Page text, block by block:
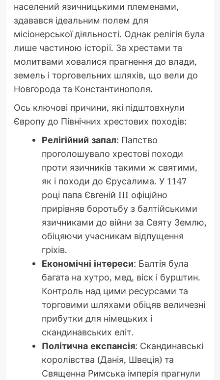
населений язичницькими племенами,
здавався ідеальним полем для
місіонерської діяльності. Однак релігія була
лише частиною історії. За хрестами та
молитвами ховалися прагнення до влади,
земель і торговельних шляхів, що вели до
Новгорода та Константинополя.
Ось ключові причини, які підштовхнули
Європу до Північних хрестових походів:
Релігійний запал: Папство
проголошувало хрестові походи
проти язичників такими ж святими,
як і походи до Єрусалима. У 1147
році папа Євгеній III офіційно
прирівняв боротьбу з балтійськими
язичниками до війни за Святу Землю,
обіцяючи учасникам відпущення
гріхів.
Економічні інтереси: Балтія була
багата на хутро, мед, віск і бурштин.
Контроль над цими ресурсами та
торговими шляхами обіцяв величезні
прибутки для німецьких і
скандинавських еліт.
Політична експансія: Скандинавські
королівства (Данія, Швеція) та
Священна Римська імперія прагнули